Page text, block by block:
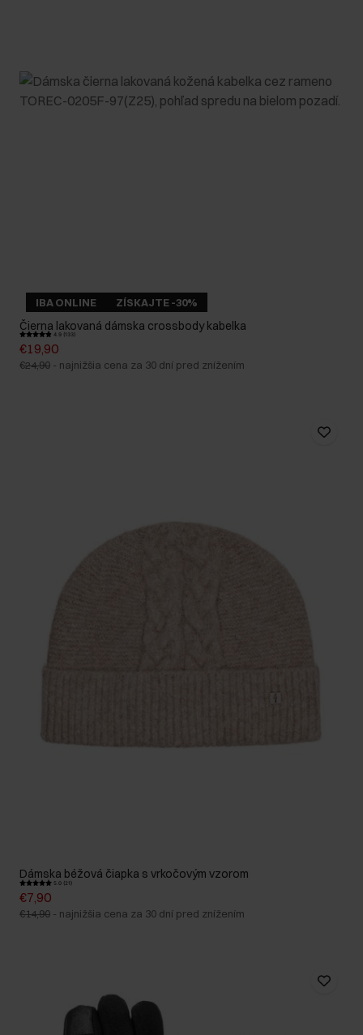
IBA ONLINE ZÍSKAJTE -30%
Čierna lakovaná dámska crossbody kabelka
4.9 (133)
€19,90
€24,90 - najnižšia cena za 30 dní pred znížením
Dámska béžová čiapka s vrkočovým vzorom
5.0 (21)
€7,90
€14,90 - najnižšia cena za 30 dní pred znížením